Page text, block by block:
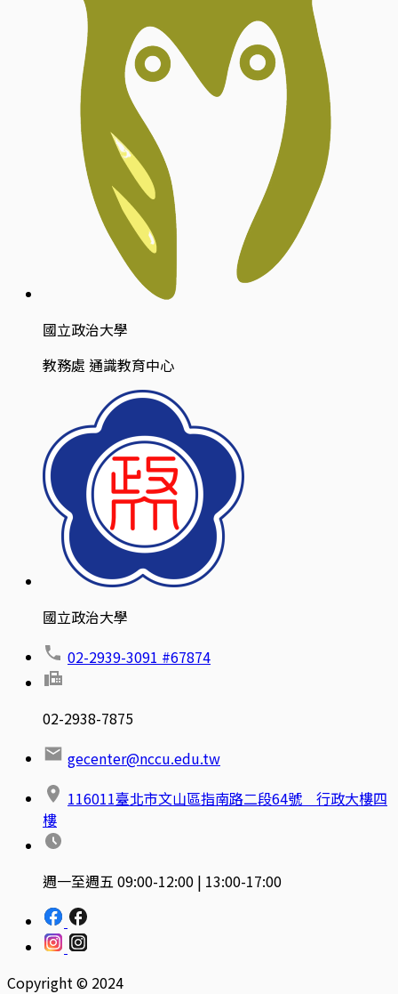
國立政治大學
教務處 通識教育中心
國立政治大學
02-2939-3091 #67874
02-2938-7875
gecenter@nccu.edu.tw
116011臺北市文山區指南路二段64號 行政大樓四
樓
週一至週五 09:00-12:00 | 13:00-17:00
Copyright © 2024